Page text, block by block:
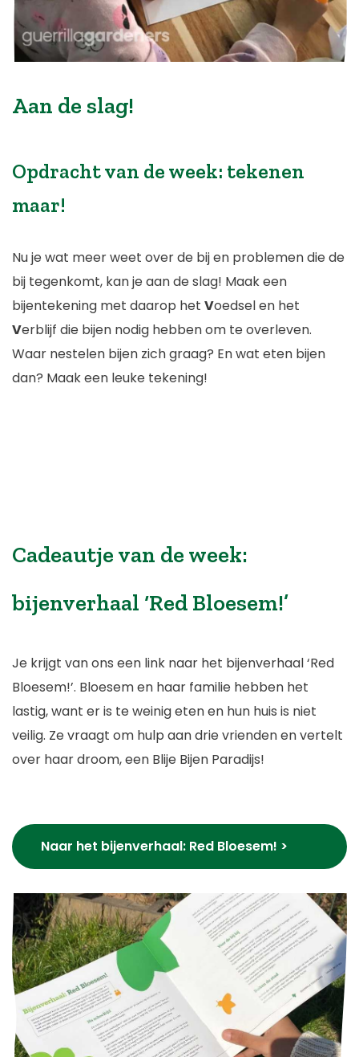
Aan de slag!
Opdracht van de week: tekenen
maar!
Nu je wat meer weet over de bij en problemen die de
bij tegenkomt, kan je aan de slag! Maak een
bijentekening met daarop het Voedsel en het
Verblijf die bijen nodig hebben om te overleven.
Waar nestelen bijen zich graag? En wat eten bijen
dan? Maak een leuke tekening!
Cadeautje van de week:
bijenverhaal ‘Red Bloesem!’
Je krijgt van ons een link naar het bijenverhaal ‘Red
Bloesem!’. Bloesem en haar familie hebben het
lastig, want er is te weinig eten en hun huis is niet
veilig. Ze vraagt om hulp aan drie vrienden en vertelt
over haar droom, een Blije Bijen Paradijs!
Naar het bijenverhaal: Red Bloesem! >